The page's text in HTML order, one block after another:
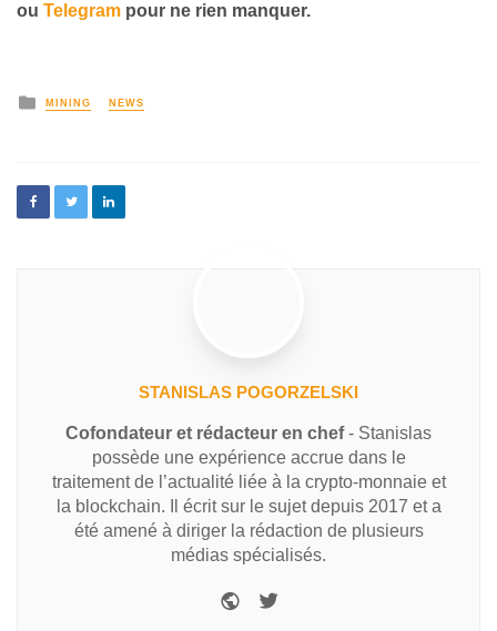
ou Telegram pour ne rien manquer.
MINING NEWS
STANISLAS POGORZELSKI
Cofondateur et rédacteur en chef- Stanislas
possède une expérience accrue dans le
traitement de l’actualité liée à la crypto-monnaie et
la blockchain. Il écrit sur le sujet depuis 2017 et a
été amené à diriger la rédaction de plusieurs
médias spécialisés.